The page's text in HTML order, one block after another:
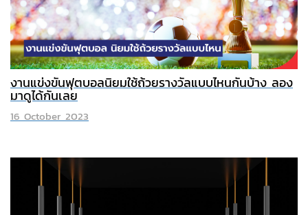
งานแข่งขันฟุตบอลนิยมใช้ถ้วยรางวัลแบบไหนกันบ้าง ลอง
มาดูได้กันเลย
16 October 2023